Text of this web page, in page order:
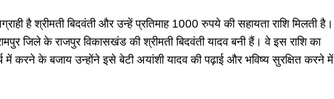
है श्रीमती बिदवंती और उन्हें प्रतिमाह 1000 रुपये की सहायता राशि मिलती है।
जिले के राजपुर विकासखंड की श्रीमती बिदवंती यादव बनी हैं। वे इस राशि का
में करने के बजाय उन्होंने इसे बेटी अयांशी यादव की पढ़ाई और भविष्य सुरक्षित करने में